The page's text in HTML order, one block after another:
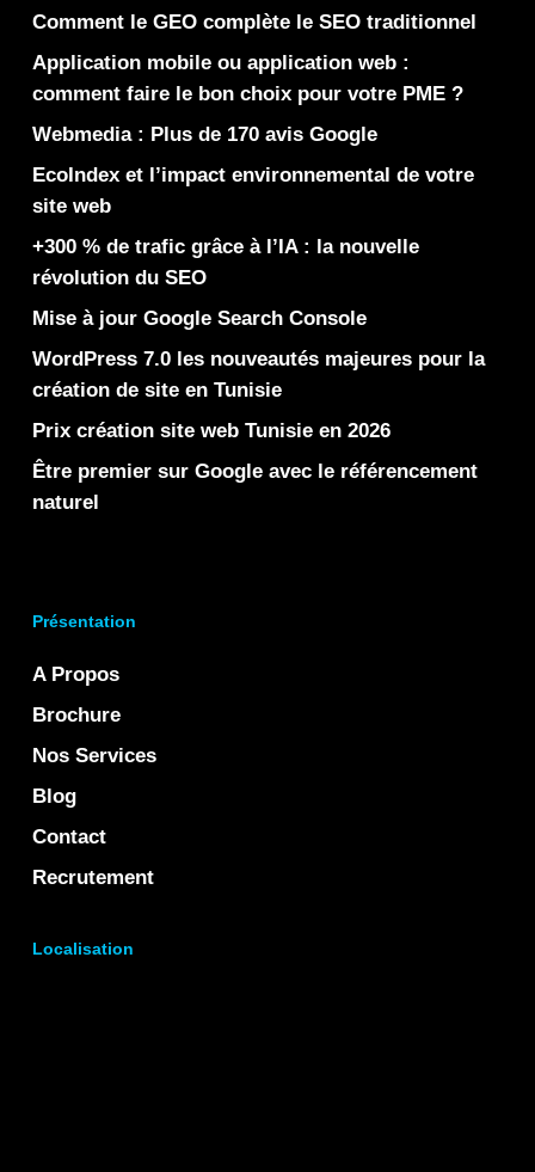
Comment le GEO complète le SEO traditionnel
Application mobile ou application web :
comment faire le bon choix pour votre PME ?
Webmedia : Plus de 170 avis Google
EcoIndex et l’impact environnemental de votre
site web
+300 % de trafic grâce à l’IA : la nouvelle
révolution du SEO
Mise à jour Google Search Console
WordPress 7.0 les nouveautés majeures pour la
création de site en Tunisie
Prix création site web Tunisie en 2026
Être premier sur Google avec le référencement
naturel
Présentation
A Propos
Brochure
Nos Services
Blog
Contact
Recrutement
Localisation